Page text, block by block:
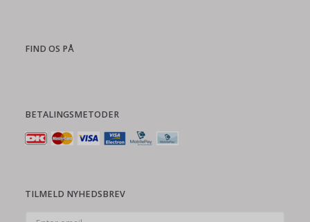
FIND OS PÅ
BETALINGSMETODER
TILMELD NYHEDSBREV